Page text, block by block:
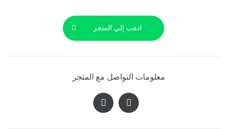
اذهب إلي المتجر
معلومات التواصل مع المتجر